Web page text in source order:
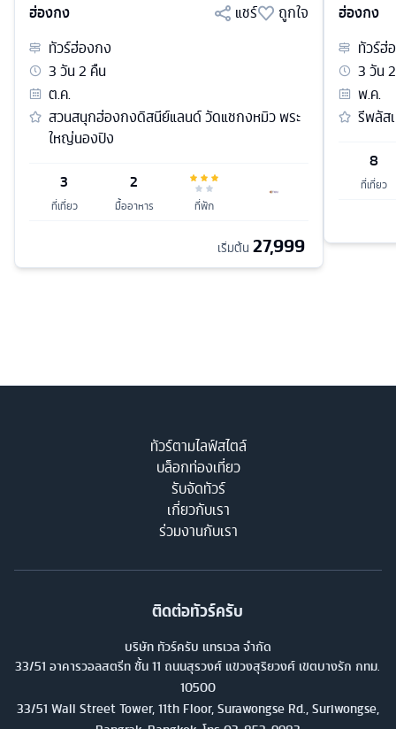
ฮ่องกง แชร์
ถูกใจ
ทัวร์ฮ่องกง
3วัน2 คืน
ต.ค.
สวนสนุกฮ่องกงดิสนีย์แลนด์ วัดแชกงหมิว พระ
ใหญ่นองปิง
3
ที่เที่ยว
2
มื้ออาหาร ที่พัก
เริ่มต้น 27,999
ฮ่องกง
ทัวร์ฮ่
3วัน2
พ.ค.
รีพลัส
8
ที่เที่ยว
ทัวร์ตามไลฟ์สไตล์
บล็อกท่องเที่ยว
รับจัดทัวร์
เกี่ยวกับเรา
ร่วมงานกับเรา
ติดต่อทัวร์ครับ
บริษัท ทัวร์ครับ แทรเวล จำกัด
33/51 อาคารวอลสตรีท ชั้น 11 ถนนสุรวงศ์ แขวงสุริยวงศ์ เขตบางรัก กทม.
10500
33/51 Wall Street Tower, 11th Floor, Surawongse Rd., Suriwongse,